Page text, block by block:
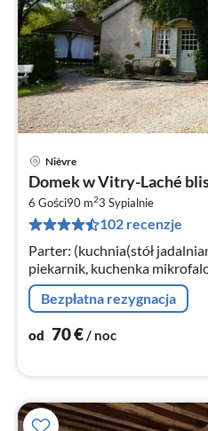
Nièvre
Domek w Vitry-Laché
6 Gości90 m23 Sypialnie
102 recenzje
Parter: (kuchnia(stół
piekarnik, kuchenka
lodówko-zamrażarka)
Bezpłatna rezygnacja
od 70€/ noc